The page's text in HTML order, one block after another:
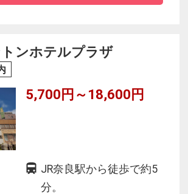
いは私たちにお任せください。
ンホテルプラザ
5,700円～18,600円
JR奈良駅から徒歩で約5
分。